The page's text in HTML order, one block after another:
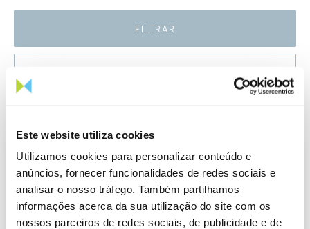
Este website utiliza cookies
Utilizamos cookies para personalizar conteúdo e
anúncios, fornecer funcionalidades de redes sociais e
analisar o nosso tráfego. Também partilhamos
informações acerca da sua utilização do site com os
nossos parceiros de redes sociais, de publicidade e de
FILTRAR
635.98 Kb
Informação Semanal do Sistema
Eletroprodutor da semana 47 de
2021
Publicação com periodicidade semanal, com
informação sobre Eletricidade